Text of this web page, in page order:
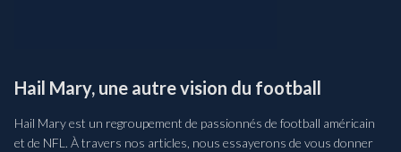
Hail Mary, une autre vision du football
Hail Mary est un regroupement de passionnés de football américain
et de NFL. À travers nos articles, nous essayerons de vous donner